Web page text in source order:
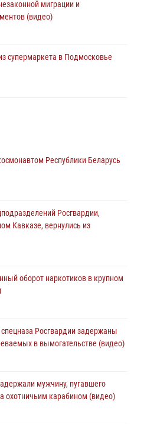
миграции и
(видео)
супермаркета в Подмосковье
со Дня образования ОМОН
стал гостем эфира
Республики Беларусь
Росгвардии,
Кавказе, вернулись из
оборот наркотиков в крупном
Росгвардии задержаны
в вымогательстве (видео)
мужчину, пугавшего
охотничьим карабином (видео)